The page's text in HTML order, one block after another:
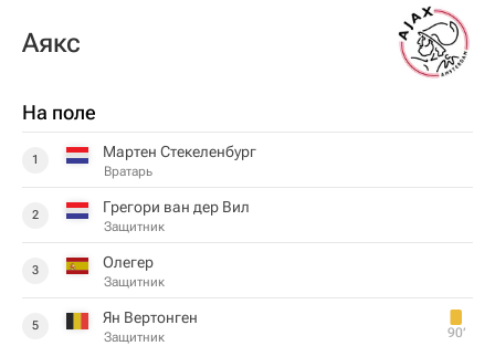
Аякс
На поле
1 Мартен Стекеленбург
Вратарь
2 Грегори ван дер Вил
Защитник
3 Олегер
Защитник
5 Ян Вертонген
Защитник 90‎’‎